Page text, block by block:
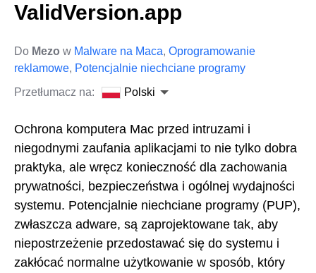
ValidVersion.app
Do Mezo w Malware na Maca, Oprogramowanie
reklamowe, Potencjalnie niechciane programy
Przetłumacz na:
Polski
Ochrona komputera Mac przed intruzami i
niegodnymi zaufania aplikacjami to nie tylko dobra
praktyka, ale wręcz konieczność dla zachowania
prywatności, bezpieczeństwa i ogólnej wydajności
systemu. Potencjalnie niechciane programy (PUP),
zwłaszcza adware, są zaprojektowane tak, aby
niepostrzeżenie przedostawać się do systemu i
zakłócać normalne użytkowanie w sposób, który